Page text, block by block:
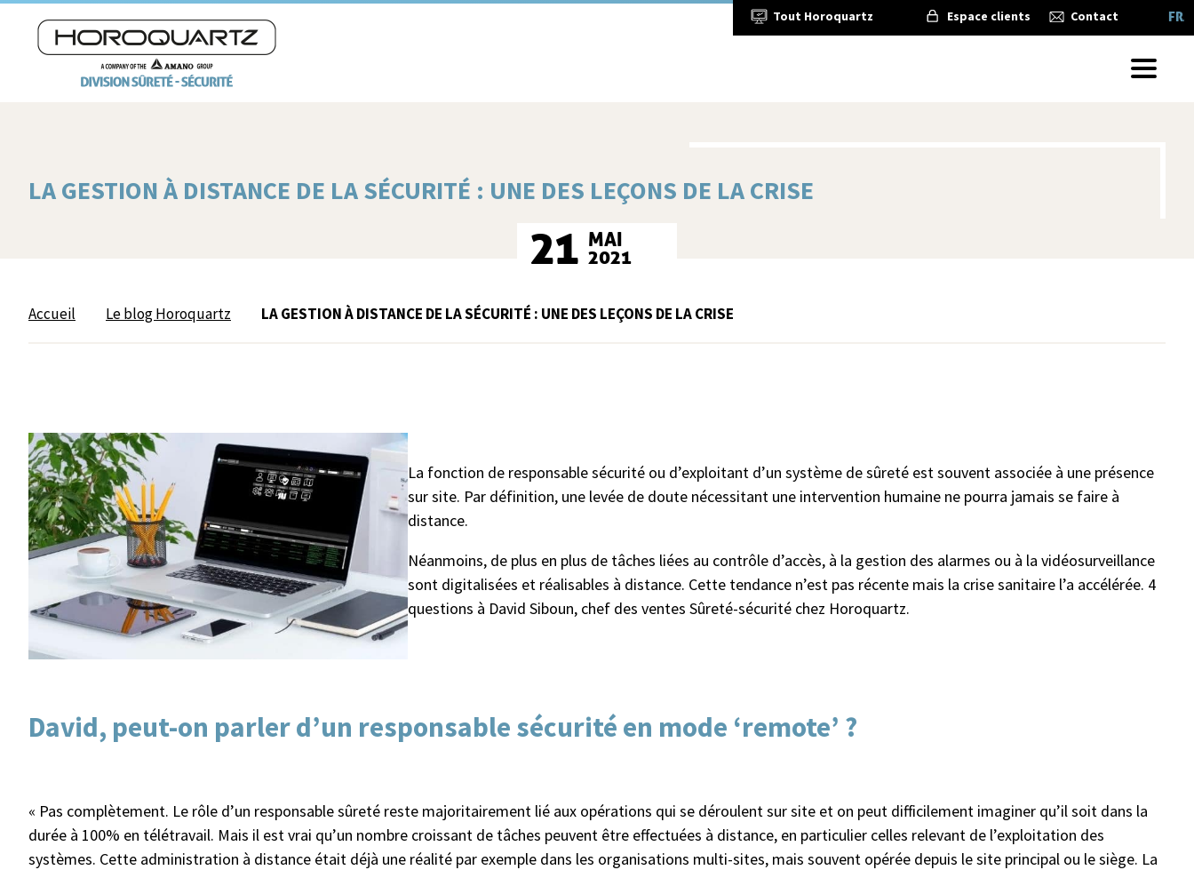
Tout Horoquartz Espace clients Contact
LA GESTION À DISTANCE DE LA SÉCURITÉ : UNE DES LEÇONS DE LA CRISE
21 MAI
2021
Accueil Le blog Horoquartz LA GESTION À DISTANCE DE LA SÉCURITÉ : UNE DES LEÇONS DE LA CRISE
La fonction de responsable sécurité ou d’exploitant d’un système de sûreté est souvent associée à une présence
sur site. Par définition, une levée de doute nécessitant une intervention humaine ne pourra jamais se faire à
distance.
Néanmoins, de plus en plus de tâches liées au contrôle d’accès, à la gestion des alarmes ou à la vidéosurveillance
sont digitalisées et réalisables à distance. Cette tendance n’est pas récente mais la crise sanitaire l’a accélérée. 4
questions à David Siboun, chef des ventes Sûreté-sécurité chez Horoquartz.
David, peut-on parler d’un responsable sécurité en mode ‘remote’ ?
« Pas complètement. Le rôle d’un responsable sûreté reste majoritairement lié aux opérations qui se déroulent sur site et on peut difficilement imaginer qu’il soit dans la
durée à 100% en télétravail. Mais il est vrai qu’un nombre croissant de tâches peuvent être effectuées à distance, en particulier celles relevant de l’exploitation des
systèmes. Cette administration à distance était déjà une réalité par exemple dans les organisations multi-sites, mais souvent opérée depuis le site principal ou le siège. La